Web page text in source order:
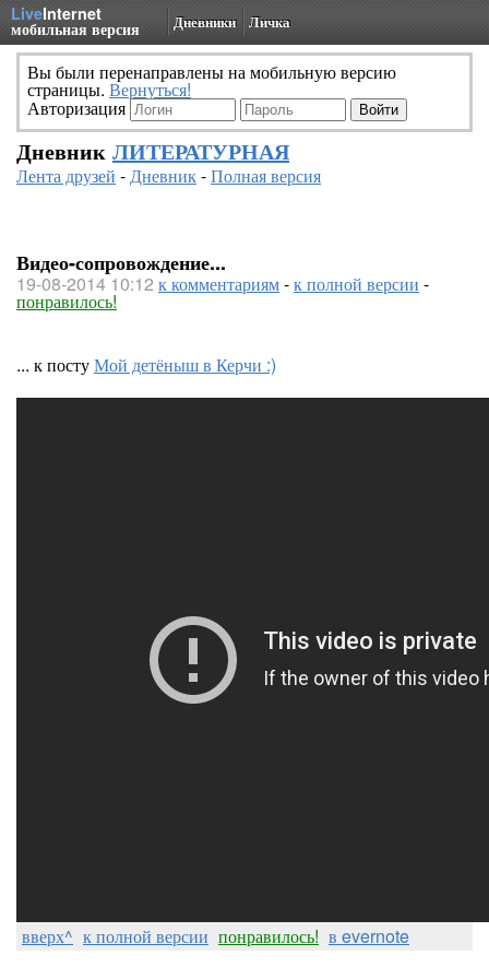
LiveInternet
мобильная версия Дневники Личка
Вы были перенаправлены на мобильную версию
страницы. Вернуться!
Авторизация
Дневник ЛИТЕРАТУРНАЯ
Лента друзей -Дневник-Полная версия
Видео-сопровождение...
19-08-2014 10:12 к комментариям-к полной версии -
понравилось!
... к постуМой детёныш в Керчи :)
вверх^ к полной версии понравилось! в evernote